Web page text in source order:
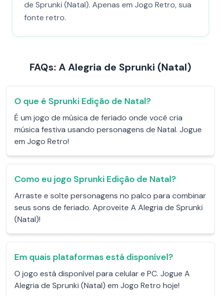
de Sprunki (Natal). Apenas em Jogo Retro, sua
fonte retro.
FAQs: A Alegria de Sprunki (Natal)
O que é Sprunki Edição de Natal?
É um jogo de música de feriado onde você cria
música festiva usando personagens de Natal. Jogue
em Jogo Retro!
Como eu jogo Sprunki Edição de Natal?
Arraste e solte personagens no palco para combinar
seus sons de feriado. Aproveite A Alegria de Sprunki
(Natal)!
Em quais plataformas está disponível?
O jogo está disponível para celular e PC. Jogue A
Alegria de Sprunki (Natal) em Jogo Retro hoje!